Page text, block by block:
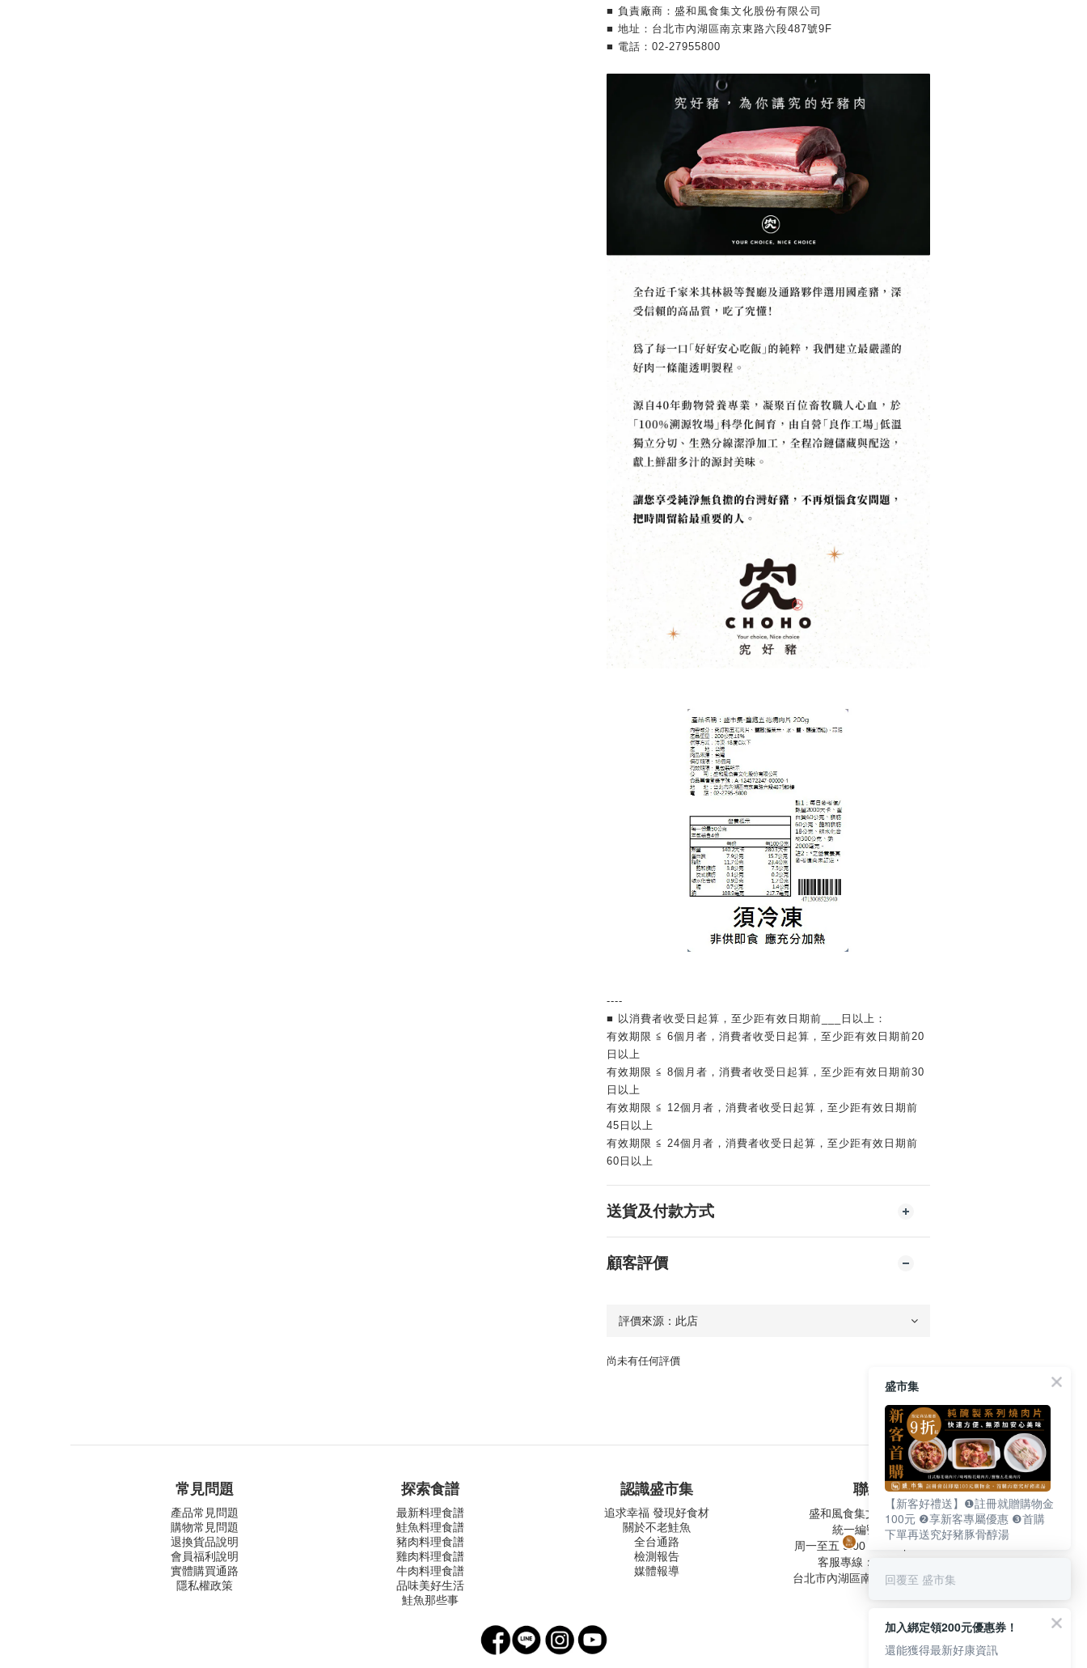
■ 負責廠商：盛和風食集文化股份有限公司
■ 地址：台北市內湖區南京東路六段487號9F
■ 電話：02-27955800
----
■ 以消費者收受日起算，至少距有效日期前___日以上：
有效期限 ≦ 6個月者，消費者收受日起算，至少距有效日期前20
日以上
有效期限 ≦ 8個月者，消費者收受日起算，至少距有效日期前30
日以上
有效期限 ≦ 12個月者，消費者收受日起算，至少距有效日期前
45日以上
有效期限 ≦ 24個月者，消費者收受日起算，至少距有效日期前
60日以上
送貨及付款方式
顧客評價
尚未有任何評價
常見問題
產品常見問題
購物常見問題
退換貨品說明
會員福利說明
實體購買通路
隱私權政策
探索食譜
最新料理食譜
鮭魚料理食譜
豬肉料理食譜
雞肉料理食譜
牛肉料理食譜
品味美好生活
鮭魚那些事
認識盛市集
追求幸福 發現好食材
關於不老鮭魚
全台通路
檢測報告
媒體報導
聯絡我們
盛和風食集文化股份有限公司
統一編號 24572247
周一至五 9:00-12:30 ∣ 13:30-17:30
客服專線：02-2795-5800
台北市內湖區南京東路六段487號9F
盛市集
【新客好禮送】❶註冊就贈購物金
100元 ❷享新客專屬優惠 ❸首購
下單再送究好豬豚骨醇湯
回覆至 盛市集
加入綁定領200元優惠券！
還能獲得最新好康資訊